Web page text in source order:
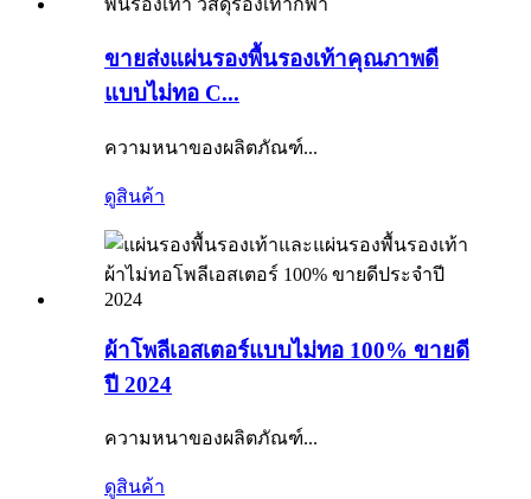
ขายส่งแผ่นรองพื้นรองเท้าคุณภาพดี
แบบไม่ทอ C...
ความหนาของผลิตภัณฑ์...
ดูสินค้า
ผ้าโพลีเอสเตอร์แบบไม่ทอ 100% ขายดี
ปี 2024
ความหนาของผลิตภัณฑ์...
ดูสินค้า